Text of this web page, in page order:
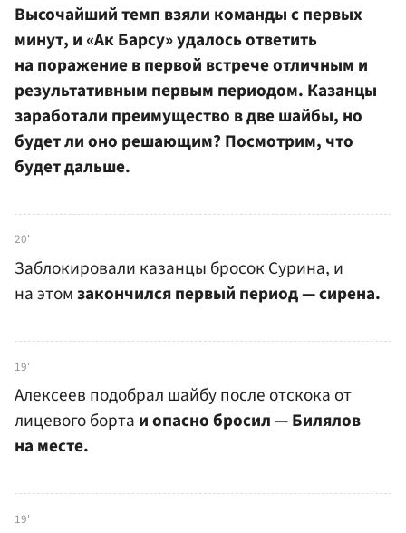
Высочайший темп взяли команды с первых
минут, и «Ак Барсу» удалось ответить
на поражение в первой встрече отличным и
результативным первым периодом. Казанцы
заработали преимущество в две шайбы, но
будет ли оно решающим? Посмотрим, что
будет дальше.
20'
Заблокировали казанцы бросок Сурина, и
на этомзакончился первый период — сирена.
19'
Алексеев подобрал шайбу после отскока от
лицевого борта и опасно бросил — Билялов
на месте.
19'